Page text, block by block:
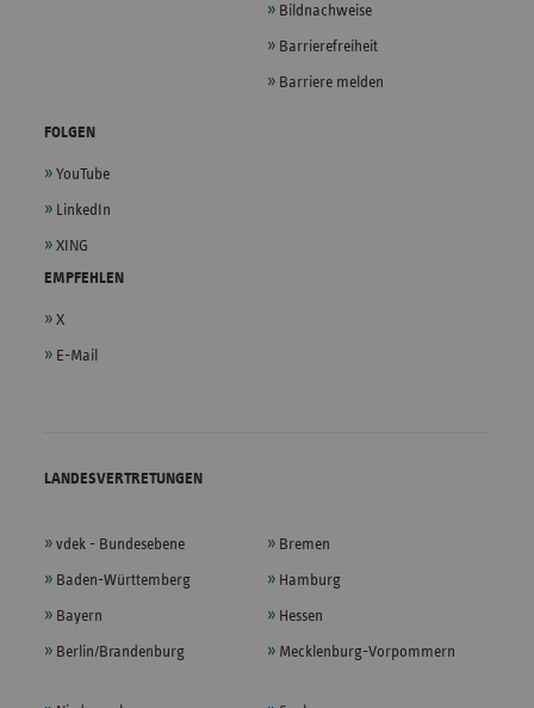
Bildnachweise
Barrierefreiheit
Barriere melden
FOLGEN
YouTube
LinkedIn
XING
EMPFEHLEN
X
E-Mail
LANDESVERTRETUNGEN
vdek - Bundesebene
Baden-Württemberg
Bayern
Berlin/Brandenburg
Bremen
Hamburg
Hessen
Mecklenburg-Vorpommern